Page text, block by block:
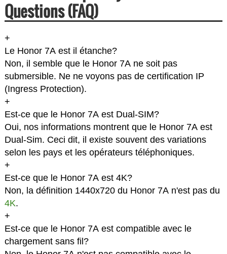
Questions (FAQ)
+
Le Honor 7A est il étanche?
Non, il semble que le Honor 7A ne soit pas
submersible. Ne ne voyons pas de certification IP
(Ingress Protection).
+
Est-ce que le Honor 7A est Dual-SIM?
Oui, nos informations montrent que le Honor 7A est
Dual-Sim. Ceci dit, il existe souvent des variations
selon les pays et les opérateurs téléphoniques.
+
Est-ce que le Honor 7A est 4K?
Non, la définition 1440x720 du Honor 7A n'est pas du
4K.
+
Est-ce que le Honor 7A est compatible avec le
chargement sans fil?